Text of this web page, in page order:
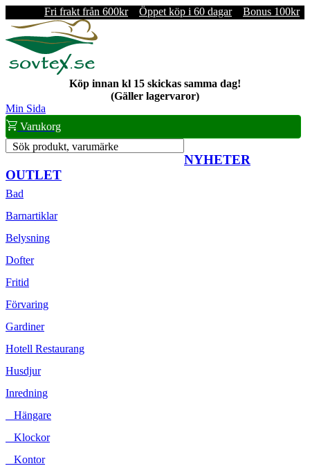
Fri frakt från 600kr Öppet köp i 60 dagar Bonus 100kr
Köp innan kl 15 skickas samma dag!
(Gäller lagervaror)
Min Sida
Varukorg
Sök produkt, varumärke
NYHETER
OUTLET
Bad
Barnartiklar
Belysning
Dofter
Fritid
Förvaring
Gardiner
Hotell Restaurang
Husdjur
Inredning
Hängare
Klockor
Kontor